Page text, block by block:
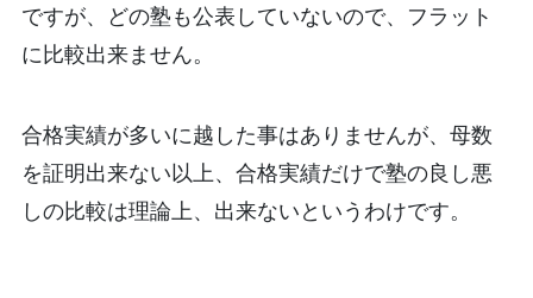
ですが、どの塾も公表していないので、フラット
に比較出来ません。
合格実績が多いに越した事はありませんが、母数
を証明出来ない以上、合格実績だけで塾の良し悪
しの比較は理論上、出来ないというわけです。